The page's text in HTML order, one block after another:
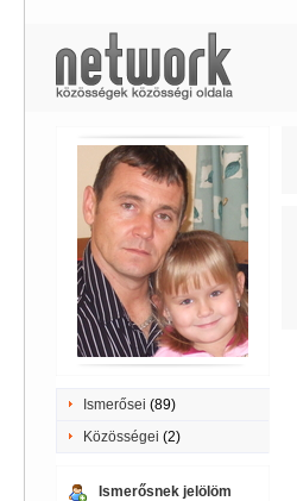
Ismerősei (89)
Közösségei (2)
Ismerősnek jelölöm